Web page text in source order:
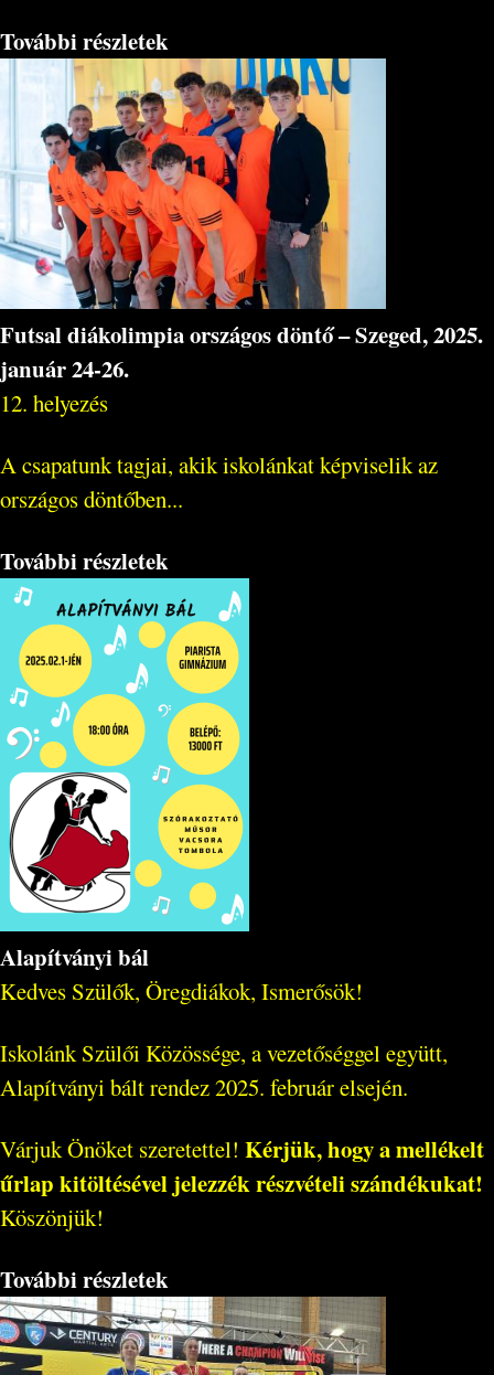
További részletek
Futsal diákolimpia országos döntő – Szeged, 2025.
január 24-26.
12. helyezés
A csapatunk tagjai, akik iskolánkat képviselik az
országos döntőben...
További részletek
Alapítványi bál
Kedves Szülők, Öregdiákok, Ismerősök!
Iskolánk Szülői Közössége, a vezetőséggel együtt,
Alapítványi bált rendez 2025. február elsején.
Várjuk Önöket szeretettel! Kérjük, hogy a mellékelt
űrlap kitöltésével jelezzék részvételi szándékukat!
Köszönjük!
További részletek